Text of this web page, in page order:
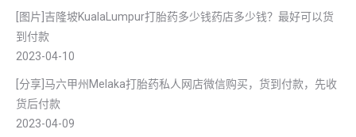
[图片]吉隆坡KualaLumpur打胎药多少钱药店多少钱？最好可以货
到付款
2023-04-10
[分享]马六甲州Melaka打胎药私人网店微信购买，货到付款，先收
货后付款
2023-04-09